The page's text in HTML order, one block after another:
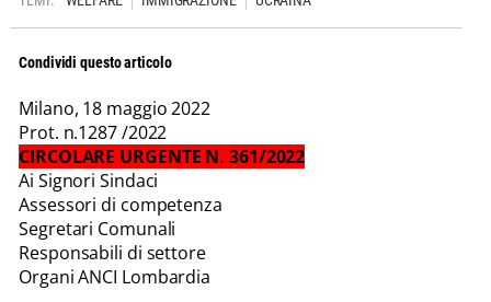
Condividi questo articolo
Milano, 18 maggio 2022
Prot. n.1287 /2022
CIRCOLARE URGENTE N. 361/2022
Ai Signori Sindaci
Assessori di competenza
Segretari Comunali
Responsabili di settore
Organi ANCI Lombardia